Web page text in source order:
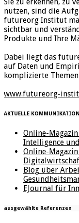
nutzen, sind die
futureorg Institut
sichtbar und
Produkte und Ihre
Dabei liegt das
auf Daten und
komplizierte
www.futureorg-
AKTUELLE
Online-
Intelligence
Online-
Blog über
EJournal für
ausgewählte Referenzen